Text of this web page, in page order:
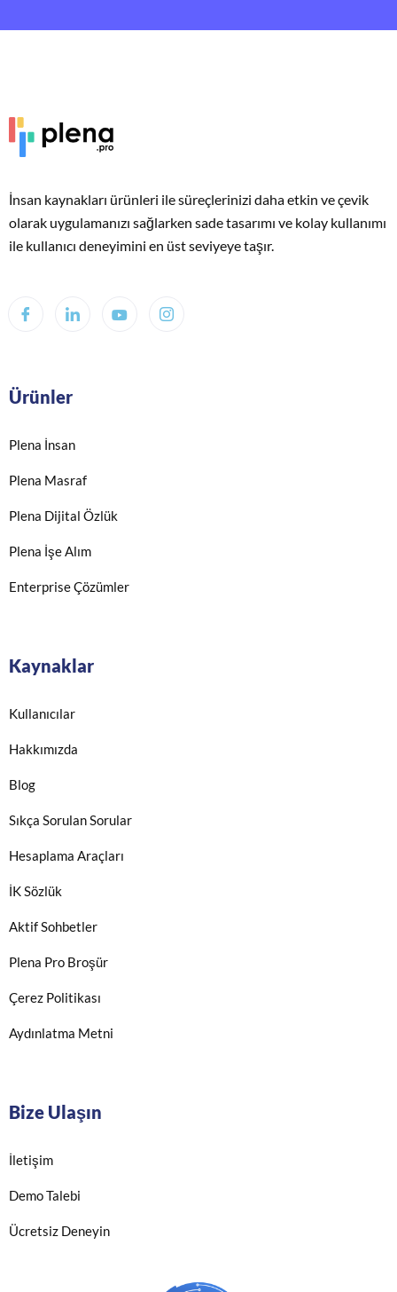
İnsan kaynakları ürünleri ile süreçlerinizi daha etkin ve çevik
olarak uygulamanızı sağlarken sade tasarımı ve kolay kullanımı
ile kullanıcı deneyimini en üst seviyeye taşır.
Ürünler
Plena İnsan
Plena Masraf
Plena Dijital Özlük
Plena İşe Alım
Enterprise Çözümler
Kaynaklar
Kullanıcılar
Hakkımızda
Blog
Sıkça Sorulan Sorular
Hesaplama Araçları
İK Sözlük
Aktif Sohbetler
Plena Pro Broşür
Çerez Politikası
Aydınlatma Metni
Bize Ulaşın
İletişim
Demo Talebi
Ücretsiz Deneyin